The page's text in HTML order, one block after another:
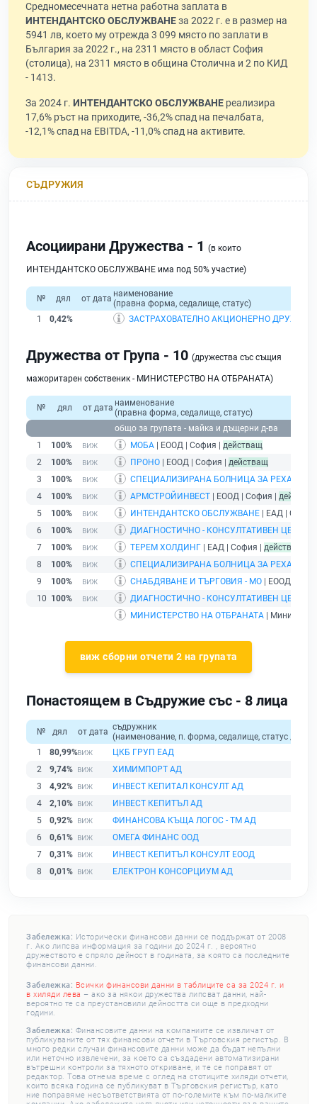
Средномесечната нетна работна заплата в
ИНТЕНДАНТСКО ОБСЛУЖВАНЕза 2022 г. е в размер на
5941 лв, което му отрежда 3 099 място по заплати в
България за 2022 г., на 2311 място в област София
(столица), на 2311 място в община Столична и 2 по КИД
- 1413.
За 2024 г. ИНТЕНДАНТСКО ОБСЛУЖВАНЕ реализира
17,6% ръст на приходите, -36,2% спад на печалбата,
-12,1% спад на EBITDA, -11,0% спад на активите.
СЪДРУЖИЯ
Асоциирани Дружества - 1 (в които
ИНТЕНДАНТСКО ОБСЛУЖВАНЕ има под 50% участие)
№ дял от дата наименование
(правна форма, седалище, статус)
1
0,42% ЗАСТРАХОВАТЕЛНО АКЦИОНЕРНО
Дружества от Група - 10 (дружества със същия
мажоритарен собственик - МИНИСТЕРСТВО НА ОТБРАНАТА)
№ дял от дата наименование
(правна форма, седалище, статус)
общо за групата - майка и дъщерни д-ва
1
100% МОБА | ЕООД | София | действащ
2
100% ПРОНО | ЕООД | София | действащ
3
100%
СПЕЦИАЛИЗИРАНА БОЛНИЦА ЗА
4
100% АРМСТРОЙИНВЕСТ | ЕООД | София |
5
100% ИНТЕНДАНТСКО ОБСЛУЖВАНЕ | ЕАД |
6
100%
ДИАГНОСТИЧНО - КОНСУЛТАТИВЕН
7
100% ТЕРЕМ ХОЛДИНГ | ЕАД | София | действащ
8
100%
СПЕЦИАЛИЗИРАНА БОЛНИЦА ЗА
9
100% СНАБДЯВАНЕ И ТЪРГОВИЯ - МО | ЕООД |
10 100%
ДИАГНОСТИЧНО - КОНСУЛТАТИВЕН ЦЕНТЪР
МИНИСТЕРСТВО НА ОТБРАНАТА |
виж сборни отчети 2 на групата
Понастоящем в Съдружие със - 8 лица
№ дял от дата съдружник
(наименование, п. форма, седалище, статус /
1
80,99%
ЦКБ ГРУП ЕАД
2
9,74%
ХИМИМПОРТ АД
3
4,92%
ИНВЕСТ КЕПИТАЛ КОНСУЛТ АД
4
2,10%
ИНВЕСТ КЕПИТЪЛ АД
5
0,92%
ФИНАНСОВА КЪЩА ЛОГОС - ТМ АД
6
0,61%
ОМЕГА ФИНАНС ООД
7
0,31%
ИНВЕСТ КЕПИТЪЛ КОНСУЛТ ЕООД
8
0,01% ЕЛЕКТРОН КОНСОРЦИУМ АД
Забележка: Исторически финансови данни се поддържат от 2008
г. Ако липсва информация за години до 2024 г. , вероятно
дружеството е спряло дейност в годината, за която са последните
финансови данни.
Забележка: Всички финансови данни в таблиците са за 2024 г. и
в хиляди лева – ако за някои дружества липсват данни, най-
вероятно те са преустановили дейността си още в предходни
години.
Забележка: Финансовите данни на компаниите се извличат от
публикуваните от тях финансови отчети в Търговския регистър. В
много редки случаи финансовите данни може да бъдат непълни
или неточно извлечени, за което са създадени автоматизирани
вътрешни контроли за тяхното откриване, и те се поправят от
редактор. Това отнема време с оглед на стотиците хиляди отчети,
които всяка година се публикуват в Търговския регистър, като
ние поправяме несъответствията от по-големите към по-малките